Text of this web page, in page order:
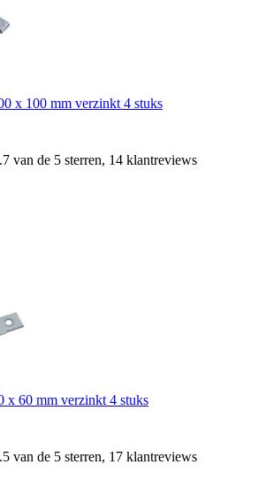
x 100 mm verzinkt 4 stuks
van de 5 sterren, 14 klantreviews
x 60 mm verzinkt 4 stuks
van de 5 sterren, 17 klantreviews